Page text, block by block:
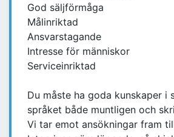
God säljförmåga
Målinriktad
Ansvarstagande
Intresse för människor
Serviceinriktad
Du måste ha goda kunskaper i
språket både muntligen och
Vi tar emot ansökningar fram